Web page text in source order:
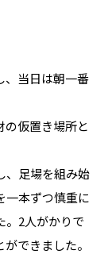
、当日は朝一番
の仮置き場所と
、足場を組み始
一本ずつ慎重に
。2人がかりで
できました。